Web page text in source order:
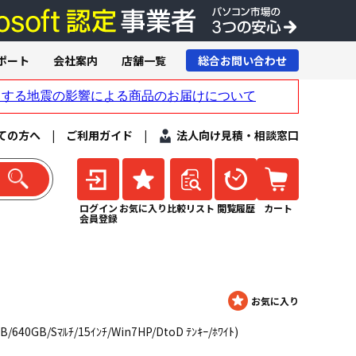
の方へ | ご利用ガイド | 法人向け見積・相談窓口
ログイン
会員登録
お気に入り 比較リスト 閲覧履歴 カート
ート 会社案内 店舗一覧 総合お問い合わせ
640GB/Sﾏﾙﾁ/15ｲﾝﾁ/Win7HP/DtoD ﾃﾝｷｰ/ﾎﾜｲﾄ)